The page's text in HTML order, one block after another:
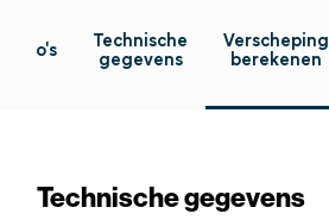
Foto's
Technische
gegevens
Verscheping
berekenen
Technische gegevens